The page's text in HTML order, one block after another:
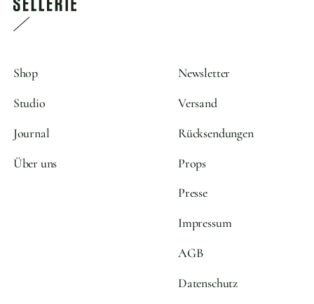
Shop
Studio
Journal
Über uns
Newsletter
Versand
Rücksendungen
Props
Presse
Impressum
AGB
Datenschutz